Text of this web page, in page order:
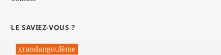
LE SAVIEZ-VOUS ?
grandangoulême